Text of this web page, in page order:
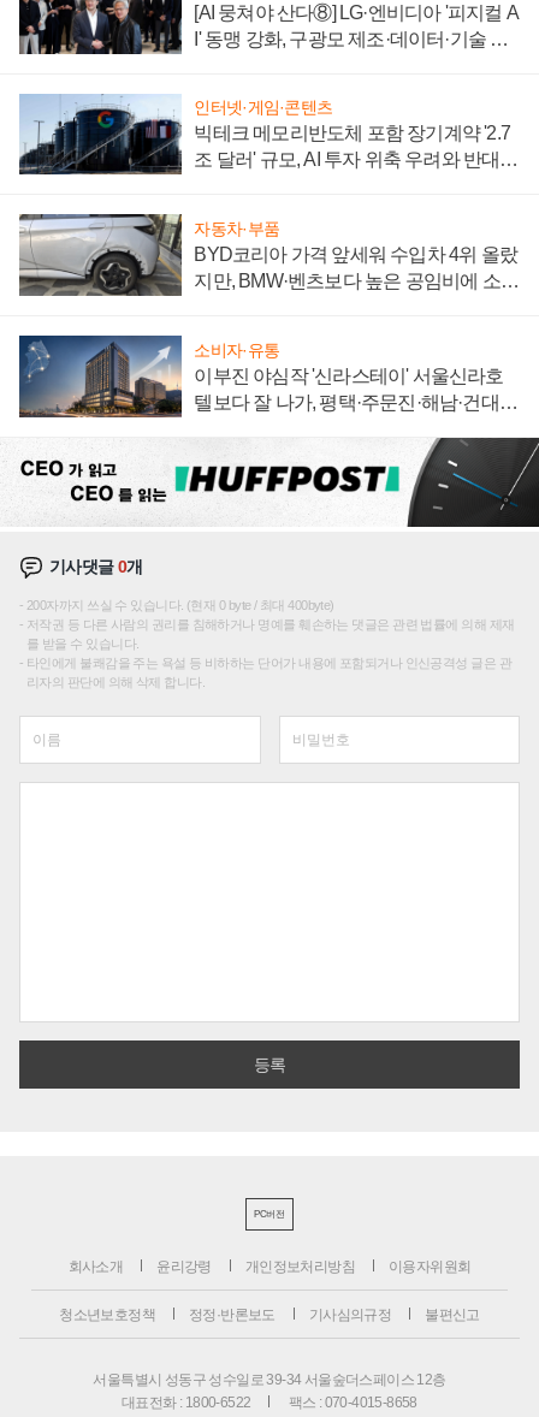
[AI 뭉쳐야 산다⑧] LG·엔비디아 '피지컬 A
I' 동맹 강화, 구광모 제조·데이터·기술 결
인터넷·게임·콘텐츠
빅테크 메모리반도체 포함 장기계약 '2.7
조 달러' 규모, AI 투자 위축 우려와 반대
자동차·부품
BYD코리아 가격 앞세워 수입차 4위 올랐
지만, BMW·벤츠보다 높은 공임비에 소비
소비자·유통
이부진 야심작 '신라스테이' 서울신라호
텔보다 잘 나가, 평택·주문진·해남·건대로
기사댓글0개
200자까지 쓰실 수 있습니다. (현재 0 byte / 최대 400byte)
저작권 등 다른 사람의 권리를 침해하거나 명예를 훼손하는 댓글은 관련 법률에 의해 제재
를 받을 수 있습니다.
타인에게 불쾌감을 주는 욕설 등 비하하는 단어가 내용에 포함되거나 인신공격성 글은 관
리자의 판단에 의해 삭제 합니다.
PC버전
회사소개 윤리강령 개인정보처리방침 이용자위원회
청소년보호정책 정정·반론보도 기사심의규정 불편신고
서울특별시 성동구 성수일로 39-34 서울숲더스페이스 12층
대표전화 : 1800-6522
팩스 : 070-4015-8658